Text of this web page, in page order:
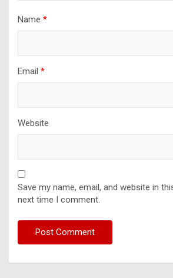
Name *
Email *
Website
Save my name, email, and website in
next time I comment.